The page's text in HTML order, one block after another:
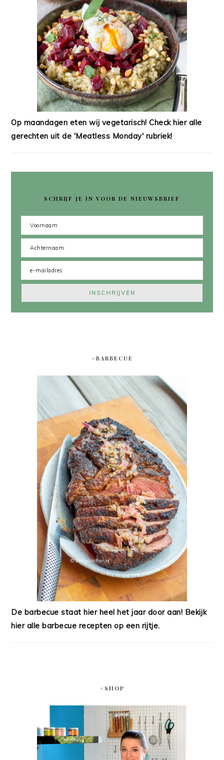
Op maandagen eten wij vegetarisch! Check hier alle
gerechten uit de 'Meatless Monday' rubriek!
SCHRIJF JE IN VOOR DE NIEUWSBRIEF
#BARBECUE
De barbecue staat hier heel het jaar door aan! Bekijk
hier alle barbecue recepten op een rijtje.
#SHOP